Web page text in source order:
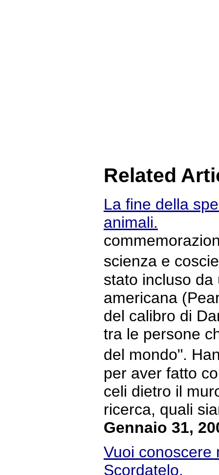
Related
La fine della
animali.
scienza e
stato incluso
americana
del calibro di
tra le persone
del mondo".
per aver fatto
celi dietro il
ricerca, quali
Gennaio 31,
Vuoi conoscere
Scordatelo.